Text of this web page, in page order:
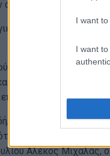
I want
I want
έχουν σκοπό να
απαραίτητη τη
του ναυαγοσώστη, τη
του πόντε.
παρευρέθηκαν ο
Τάκης Θεοτόκης,
Αλέκος